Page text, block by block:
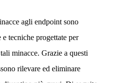
agli endpoint sono
tecniche progettate per
minacce. Grazie a questi
rilevare ed eliminare